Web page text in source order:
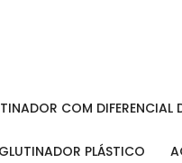
COM DIFERENCIAL
AGLUTINADOR PLÁSTICO